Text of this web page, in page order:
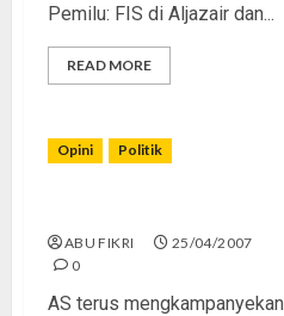
Pemilu: FIS di Aljazair dan...
READ MORE
Opini Politik
ABU FIKRI
25/04/2007
0
AS terus mengkampanyekan